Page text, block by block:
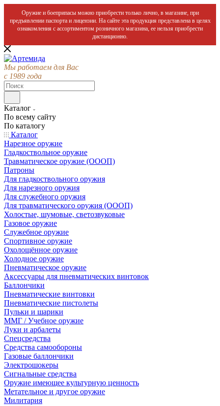
Оружие и боеприпасы можно приобрести только лично, в магазине, при
предъявлении паспорта и лицензии. На сайте эта продукция представлена в целях
ознакомления с ассортиментом розничного магазина, ее нельзя приобрести
дистанционно.
Мы работаем для Вас
с 1989 года
Каталог
По всему сайту
По каталогу
Каталог
Нарезное оружие
Гладкоствольное оружие
Травматическое оружие (ОООП)
Патроны
Для гладкоствольного оружия
Для нарезного оружия
Для служебного оружия
Для травматического оружия (ОООП)
Холостые, шумовые, светозвуковые
Газовое оружие
Служебное оружие
Спортивное оружие
Охолощённое оружие
Холодное оружие
Пневматическое оружие
Аксессуары для пневматических винтовок
Баллончики
Пневматические винтовки
Пневматические пистолеты
Пульки и шарики
ММГ / Учебное оружие
Луки и арбалеты
Спецсредства
Средства самообороны
Газовые баллончики
Электрошокеры
Сигнальные средства
Оружие имеющее культурную ценность
Метательное и другое оружие
Милитария